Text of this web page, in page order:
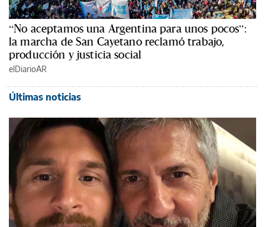
“No aceptamos una Argentina para unos pocos”:
la marcha de San Cayetano reclamó trabajo,
producción y justicia social
elDiarioAR
Últimas noticias